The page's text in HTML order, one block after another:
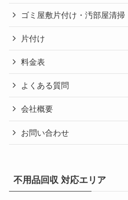
ゴミ屋敷片付け・汚部屋清掃
片付け
料金表
よくある質問
会社概要
お問い合わせ
不用品回収 対応エリア